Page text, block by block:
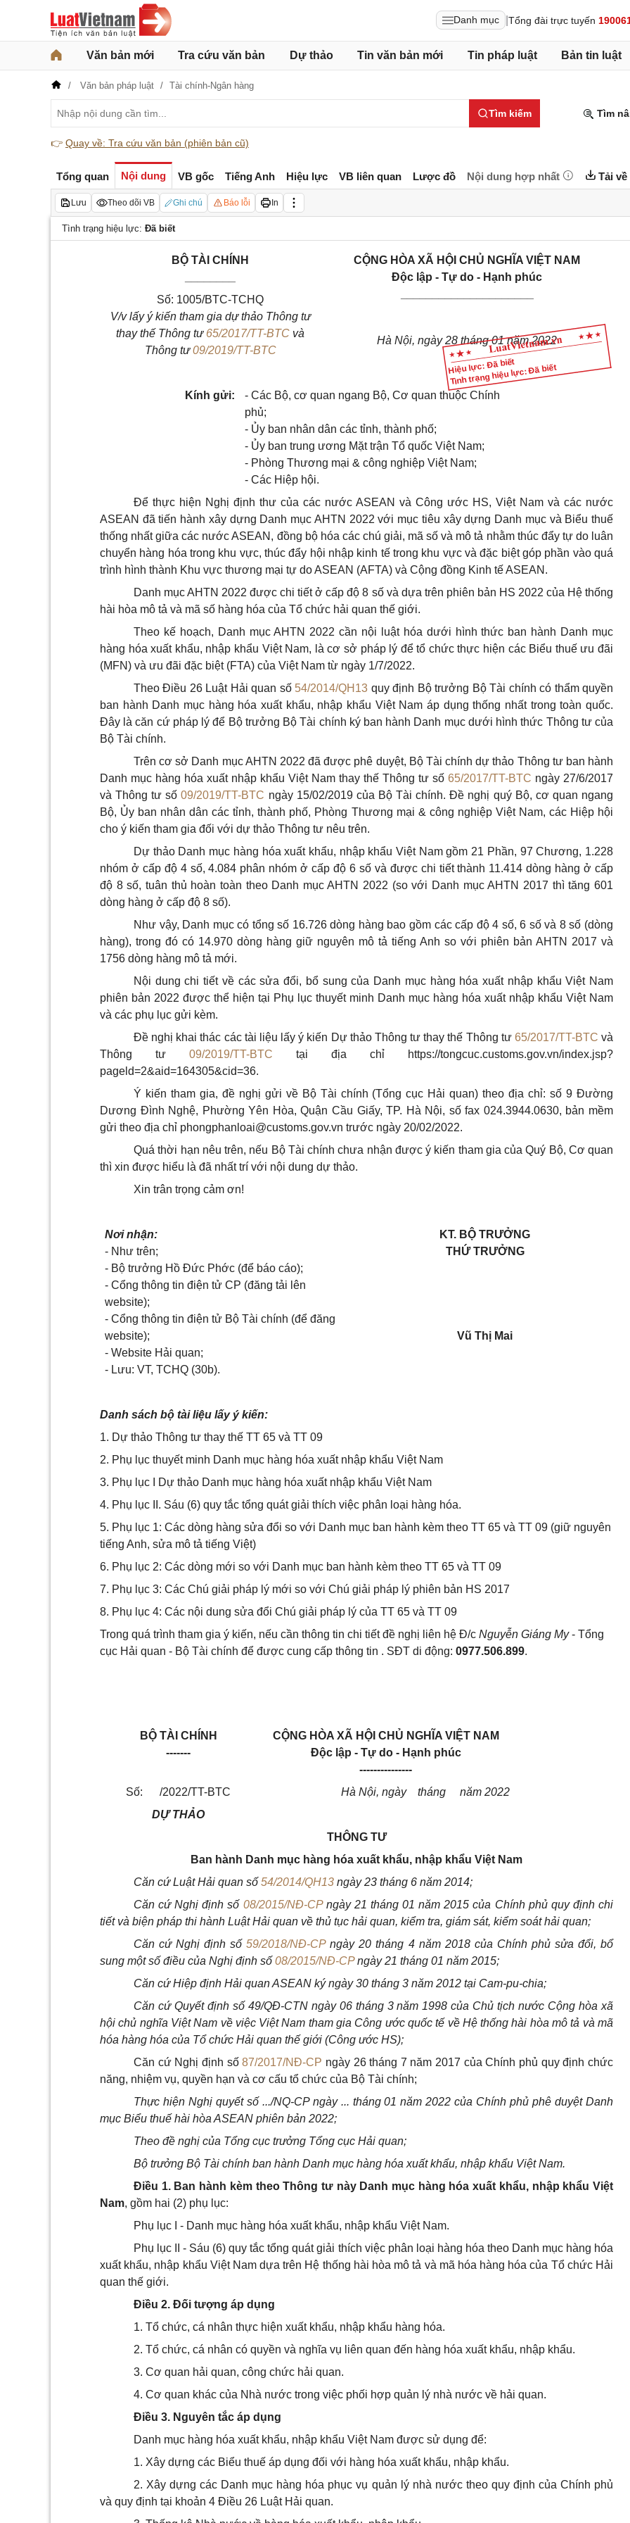
Danh mục Tổng đài trực tuyến
Văn bản mới Tra cứu văn bản Dự thảo Tin văn bản mới Tin pháp luật Bản tin luật
Văn bản pháp luật Tài chính-Ngân hàng
Tìm kiếm Tìm
👉 Quay về: Tra cứu văn bản (phiên bản cũ)
Tổng quan Nội dung VB gốc Tiếng Anh Hiệu lực VB liên quan Lược đồ Nội dung hợp nhất Tải về
Lưu Theo dõi VB Ghi chú Báo lỗi In
Tình trạng hiệu lực: Đã biết
Hiệu lực: Đã biết
Tình trạng hiệu lực: Đã biết
BỘ TÀI CHÍNH
Số: 1005/BTC-TCHQ
V/v lấy ý kiến tham gia dự thảo Thông tư
thay thế Thông tư 65/2017/TT-BTC và
Thông tư09/2019/TT-BTC
CỘNG HÒA XÃ HỘI CHỦ NGHĨA VIỆT NAM
Độc lập - Tự do - Hạnh phúc
Hà Nội, ngày 28 tháng 01 năm 2022
Kính gửi:
- Các Bộ, cơ quan ngang Bộ, Cơ quan thuộc Chính
phủ;
- Ủy ban nhân dân các tỉnh, thành phố;
- Ủy ban trung ương Mặt trận Tổ quốc Việt Nam;
- Phòng Thương mại & công nghiệp Việt Nam;
- Các Hiệp hội.
Để thực hiện Nghị định thư của các nước ASEAN và Công ước HS, Việt Nam và các nước
ASEAN đã tiến hành xây dựng Danh mục AHTN 2022 với mục tiêu xây dựng Danh mục và Biểu thuế
thống nhất giữa các nước ASEAN, đồng bộ hóa các chú giải, mã số và mô tả nhằm thúc đẩy tự do luân
chuyển hàng hóa trong khu vực, thúc đẩy hội nhập kinh tế trong khu vực và đặc biệt góp phần vào quá
trình hình thành Khu vực thương mại tự do ASEAN (AFTA) và Cộng đồng Kinh tế ASEAN.
Danh mục AHTN 2022 được chi tiết ở cấp độ 8 số và dựa trên phiên bản HS 2022 của Hệ thống
hài hòa mô tả và mã số hàng hóa của Tổ chức hải quan thế giới.
Theo kế hoạch, Danh mục AHTN 2022 cần nội luật hóa dưới hình thức ban hành Danh mục
hàng hóa xuất khẩu, nhập khẩu Việt Nam, là cơ sở pháp lý để tổ chức thực hiện các Biểu thuế ưu đãi
(MFN) và ưu đãi đặc biệt (FTA) của Việt Nam từ ngày 1/7/2022.
Theo Điều 26 Luật Hải quan số 54/2014/QH13 quy định Bộ trưởng Bộ Tài chính có thẩm quyền
ban hành Danh mục hàng hóa xuất khẩu, nhập khẩu Việt Nam áp dụng thống nhất trong toàn quốc.
Đây là căn cứ pháp lý để Bộ trưởng Bộ Tài chính ký ban hành Danh mục dưới hình thức Thông tư của
Bộ Tài chính.
Trên cơ sở Danh mục AHTN 2022 đã được phê duyệt, Bộ Tài chính dự thảo Thông tư ban hành
Danh mục hàng hóa xuất nhập khẩu Việt Nam thay thế Thông tư số 65/2017/TT-BTC ngày 27/6/2017
và Thông tư số09/2019/TT-BTC ngày 15/02/2019 của Bộ Tài chính. Đề nghị quý Bộ, cơ quan ngang
Bộ, Ủy ban nhân dân các tỉnh, thành phố, Phòng Thương mại & công nghiệp Việt Nam, các Hiệp hội
cho ý kiến tham gia đối với dự thảo Thông tư nêu trên.
Dự thảo Danh mục hàng hóa xuất khẩu, nhập khẩu Việt Nam gồm 21 Phần, 97 Chương, 1.228
nhóm ở cấp độ 4 số, 4.084 phân nhóm ở cấp độ 6 số và được chi tiết thành 11.414 dòng hàng ở cấp
độ 8 số, tuân thủ hoàn toàn theo Danh mục AHTN 2022 (so với Danh mục AHTN 2017 thì tăng 601
dòng hàng ở cấp độ 8 số).
Như vậy, Danh mục có tổng số 16.726 dòng hàng bao gồm các cấp độ 4 số, 6 số và 8 số (dòng
hàng), trong đó có 14.970 dòng hàng giữ nguyên mô tả tiếng Anh so với phiên bản AHTN 2017 và
1756 dòng hàng mô tả mới.
Nội dung chi tiết về các sửa đổi, bổ sung của Danh mục hàng hóa xuất nhập khẩu Việt Nam
phiên bản 2022 được thể hiện tại Phụ lục thuyết minh Danh mục hàng hóa xuất nhập khẩu Việt Nam
và các phụ lục gửi kèm.
Đề nghị khai thác các tài liệu lấy ý kiến Dự thảo Thông tư thay thế Thông tư 65/2017/TT-BTC và
Thông tư 09/2019/TT-BTC tại địa chỉ https://tongcuc.customs.gov.vn/index.jsp?
pageld=2&aid=164305&cid=36.
Ý kiến tham gia, đề nghị gửi về Bộ Tài chính (Tổng cục Hải quan) theo địa chỉ: số 9 Đường
Dương Đình Nghệ, Phường Yên Hòa, Quận Cầu Giấy, TP. Hà Nội, số fax 024.3944.0630, bản mềm
gửi theo địa chỉ phongphanloai@customs.gov.vn trước ngày 20/02/2022.
Quá thời hạn nêu trên, nếu Bộ Tài chính chưa nhận được ý kiến tham gia của Quý Bộ, Cơ quan
thì xin được hiểu là đã nhất trí với nội dung dự thảo.
Xin trân trọng cảm ơn!
Nơi nhận:
- Như trên;
- Bộ trưởng Hồ Đức Phớc (để báo cáo);
- Cổng thông tin điện tử CP (đăng tải lên
website);
- Cổng thông tin điện tử Bộ Tài chính (để đăng
website);
- Website Hải quan;
- Lưu: VT, TCHQ (30b).
KT. BỘ TRƯỞNG
THỨ TRƯỞNG
Vũ Thị Mai
Danh sách bộ tài liệu lấy ý kiến:
1. Dự thảo Thông tư thay thế TT 65 và TT 09
2. Phụ lục thuyết minh Danh mục hàng hóa xuất nhập khẩu Việt Nam
3. Phụ lục I Dự thảo Danh mục hàng hóa xuất nhập khẩu Việt Nam
4. Phụ lục II. Sáu (6) quy tắc tổng quát giải thích việc phân loại hàng hóa.
5. Phụ lục 1: Các dòng hàng sửa đổi so với Danh mục ban hành kèm theo TT 65 và TT 09 (giữ nguyên
tiếng Anh, sửa mô tả tiếng Việt)
6. Phụ lục 2: Các dòng mới so với Danh mục ban hành kèm theo TT 65 và TT 09
7. Phụ lục 3: Các Chú giải pháp lý mới so với Chú giải pháp lý phiên bản HS 2017
8. Phụ lục 4: Các nội dung sửa đổi Chú giải pháp lý của TT 65 và TT 09
Trong quá trình tham gia ý kiến, nếu cần thông tin chi tiết đề nghị liên hệ Đ/c Nguyễn Giáng My- Tổng
cục Hải quan - Bộ Tài chính để được cung cấp thông tin . SĐT di động: 0977.506.899.
BỘ TÀI CHÍNH
-------
CỘNG HÒA XÃ HỘI CHỦ NGHĨA VIỆT NAM
Độc lập - Tự do - Hạnh phúc
---------------
Số: /2022/TT-BTC
Hà Nội, ngày tháng năm 2022
DỰ THẢO
THÔNG TƯ
Ban hành Danh mục hàng hóa xuất khẩu, nhập khẩu Việt Nam
Căn cứ Luật Hải quan số 54/2014/QH13 ngày 23 tháng 6 năm 2014;
Căn cứ Nghị định số 08/2015/NĐ-CPngày 21 tháng 01 năm 2015 của Chính phủ quy định chi
tiết và biện pháp thi hành Luật Hải quan về thủ tục hải quan, kiểm tra, giám sát, kiểm soát hải quan;
Căn cứ Nghị định số59/2018/NĐ-CPngày 20 tháng 4 năm 2018 của Chính phủ sửa đổi, bổ
sung một số điều của Nghị định số 08/2015/NĐ-CPngày 21 tháng 01 năm 2015;
Căn cứ Hiệp định Hải quan ASEAN ký ngày 30 tháng 3 năm 2012 tại Cam-pu-chia;
Căn cứ Quyết định số 49/QĐ-CTN ngày 06 tháng 3 năm 1998 của Chủ tịch nước Cộng hòa xã
hội chủ nghĩa Việt Nam về việc Việt Nam tham gia Công ước quốc tế về Hệ thống hài hòa mô tả và mã
hóa hàng hóa của Tổ chức Hải quan thế giới (Công ước HS);
Căn cứ Nghị định số87/2017/NĐ-CP ngày 26 tháng 7 năm 2017 của Chính phủ quy định chức
năng, nhiệm vụ, quyền hạn và cơ cấu tổ chức của Bộ Tài chính;
Thực hiện Nghị quyết số .../NQ-CP ngày ... tháng 01 năm 2022 của Chính phủ phê duyệt Danh
mục Biểu thuế hài hòa ASEAN phiên bản 2022;
Theo đề nghị của Tổng cục trưởng Tổng cục Hải quan;
Bộ trưởng Bộ Tài chính ban hành Danh mục hàng hóa xuất khẩu, nhập khẩu Việt Nam.
Điều 1. Ban hành kèm theo Thông tư này Danh mục hàng hóa xuất khẩu, nhập khẩu Việt
Nam, gồm hai (2) phụ lục:
Phụ lục I - Danh mục hàng hóa xuất khẩu, nhập khẩu Việt Nam.
Phụ lục II - Sáu (6) quy tắc tổng quát giải thích việc phân loại hàng hóa theo Danh mục hàng hóa
xuất khẩu, nhập khẩu Việt Nam dựa trên Hệ thống hài hòa mô tả và mã hóa hàng hóa của Tổ chức Hải
quan thế giới.
Điều 2. Đối tượng áp dụng
1. Tổ chức, cá nhân thực hiện xuất khẩu, nhập khẩu hàng hóa.
2. Tổ chức, cá nhân có quyền và nghĩa vụ liên quan đến hàng hóa xuất khẩu, nhập khẩu.
3. Cơ quan hải quan, công chức hải quan.
4. Cơ quan khác của Nhà nước trong việc phối hợp quản lý nhà nước về hải quan.
Điều 3. Nguyên tắc áp dụng
Danh mục hàng hóa xuất khẩu, nhập khẩu Việt Nam được sử dụng để:
1. Xây dựng các Biểu thuế áp dụng đối với hàng hóa xuất khẩu, nhập khẩu.
2. Xây dựng các Danh mục hàng hóa phục vụ quản lý nhà nước theo quy định của Chính phủ
và quy định tại khoản 4 Điều 26 Luật Hải quan.